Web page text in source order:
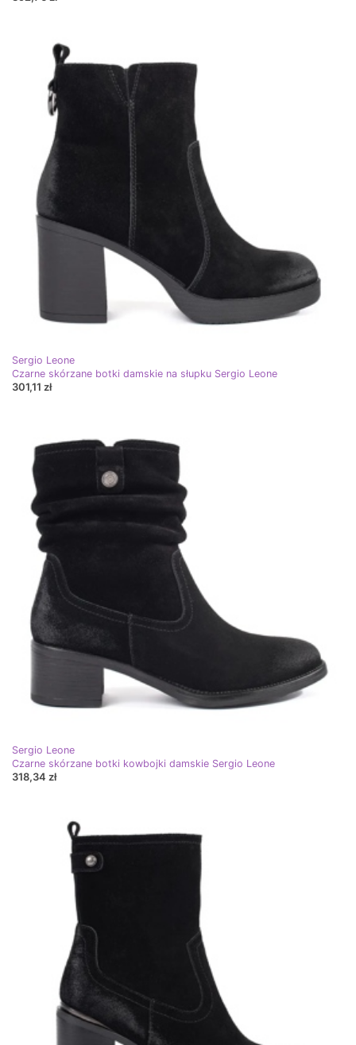
Sergio Leone
Czarne skórzane botki damskie na słupku Sergio Leone
301,11 zł
Sergio Leone
Czarne skórzane botki kowbojki damskie Sergio Leone
318,34 zł